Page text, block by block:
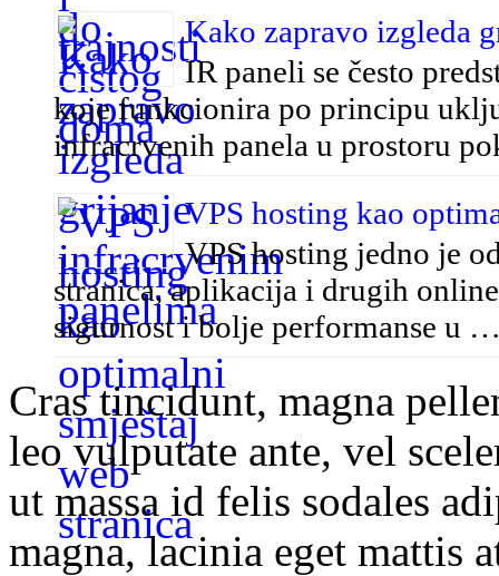
Kako zapravo izgleda
IR paneli se često
koje funkcionira po principu
infracrvenih panela u prostoru
VPS hosting kao
VPS hosting jedno je
stranica, aplikacija i drugih
sigurnost i bolje performanse u
Cras tincidunt, magna
leo vulputate ante, vel
ut massa id felis sodales
magna, lacinia eget mattis